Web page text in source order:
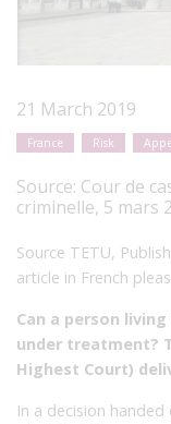
21 March 2019
France Risk
Source: Cour de
criminelle, 5 mars
Source TETU,
article in French
Can a person
under treatment?
Highest Court)
In a decision